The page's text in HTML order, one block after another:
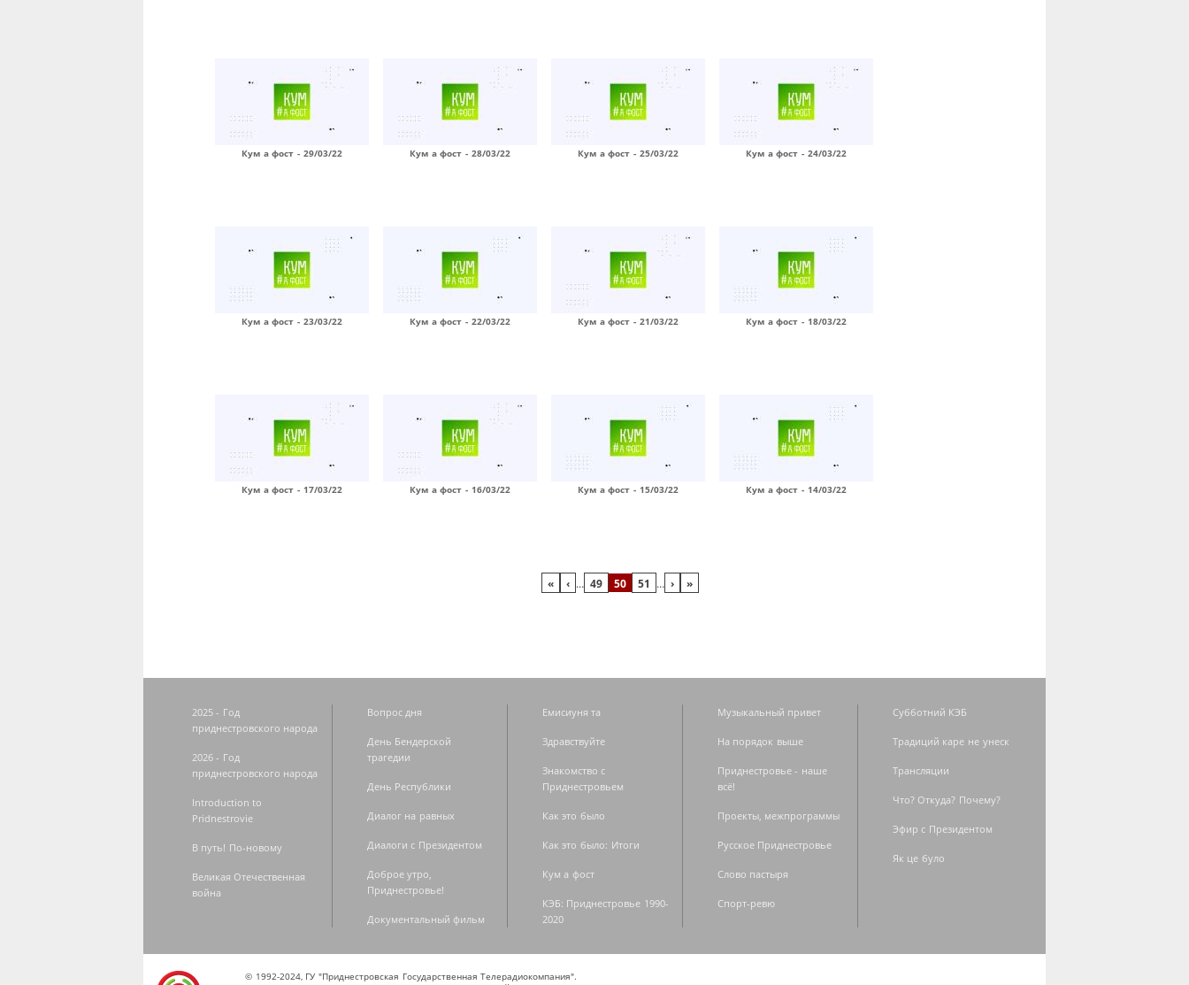
Кум а фост - 29/03/22 Кум а фост - 28/03/22 Кум а фост - 25/03/22 Кум а фост - 24/03/22
Кум а фост - 23/03/22 Кум а фост - 22/03/22 Кум а фост - 21/03/22 Кум а фост - 18/03/22
Кум а фост - 17/03/22 Кум а фост - 16/03/22 Кум а фост - 15/03/22 Кум а фост - 14/03/22
« ‹ … 49 50 51 … › »
2025 - Год
приднестровского народа
2026 - Год
приднестровского народа
Introduction to
Pridnestrovie
В путь! По-новому
Великая Отечественная
война
Вопрос дня
День Бендерской
трагедии
День Республики
Диалог на равных
Диалоги с Президентом
Доброе утро,
Приднестровье!
Документальный фильм
Емисиуня та
Здравствуйте
Знакомство с
Приднестровьем
Как это было
Как это было: Итоги
Кум а фост
КЭБ: Приднестровье 1990-
2020
Музыкальный привет
На порядок выше
Приднестровье - наше
всё!
Проекты, межпрограммы
Русское Приднестровье
Слово пастыря
Спорт-ревю
Субботний КЭБ
Традиций каре не унеск
Трансляции
Что? Откуда? Почему?
Эфир с Президентом
Як це було
© 1992-2024, ГУ "Приднестровская Государственная Телерадиокомпания".